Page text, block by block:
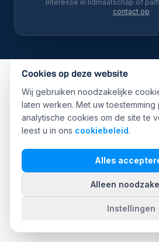
Interesse in lidmaatschap of
contact op
Cookies op deze website
Wij gebruiken noodzakelijke
laten werken. Met uw
analytische cookies om de site te
leest u in ons cookiebeleid.
Alles
Alleen
Instellingen